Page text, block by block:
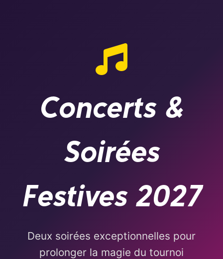
Concerts &
Soirées
Festives 2027
Deux soirées exceptionnelles pour
prolonger la magie du tournoi